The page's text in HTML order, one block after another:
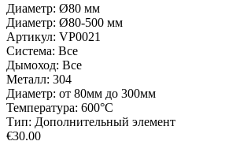
Диаметр: Ø80 мм
Диаметр: Ø80-500 мм
Артикул: VP0021
Система: Все
Дымоход: Все
Металл: 304
Диаметр: от 80мм до 300мм
Температура: 600°С
Тип: Дополнительный элемент
€30.00